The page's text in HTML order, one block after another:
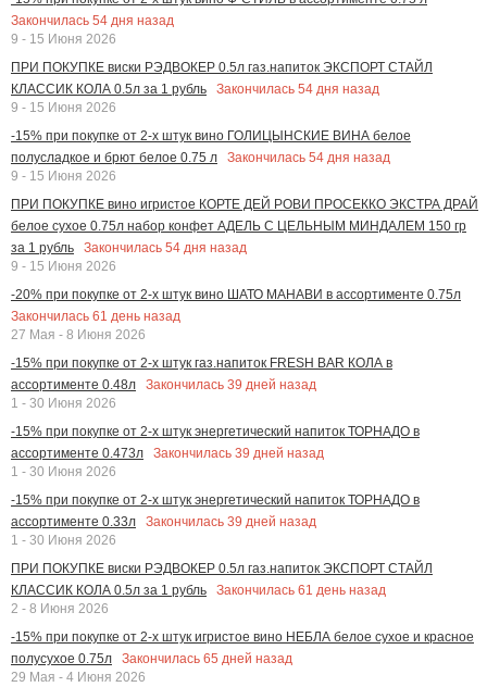
Закончилась 54 дня назад
9 - 15 Июня 2026
ПРИ ПОКУПКЕ виски РЭДВОКЕР 0.5л газ.напиток ЭКСПОРТ СТАЙЛ
КЛАССИК КОЛА 0.5л за 1 рубль
Закончилась 54 дня назад
9 - 15 Июня 2026
-15% при покупке от 2-х штук вино ГОЛИЦЫНСКИЕ ВИНА белое
полусладкое и брют белое 0.75 л
Закончилась 54 дня назад
9 - 15 Июня 2026
ПРИ ПОКУПКЕ вино игристое КОРТЕ ДЕЙ РОВИ ПРОСЕККО ЭКСТРА ДРАЙ
белое сухое 0.75л набор конфет АДЕЛЬ С ЦЕЛЬНЫМ МИНДАЛЕМ 150 гр
за 1 рубль
Закончилась 54 дня назад
9 - 15 Июня 2026
-20% при покупке от 2-х штук вино ШАТО МАНАВИ в ассортименте 0.75л
Закончилась 61 день назад
27 Мая - 8 Июня 2026
-15% при покупке от 2-х штук газ.напиток FRESH BAR КОЛА в
ассортименте 0.48л
Закончилась 39 дней назад
1 - 30 Июня 2026
-15% при покупке от 2-х штук энергетический напиток ТОРНАДО в
ассортименте 0.473л
Закончилась 39 дней назад
1 - 30 Июня 2026
-15% при покупке от 2-х штук энергетический напиток ТОРНАДО в
ассортименте 0.33л
Закончилась 39 дней назад
1 - 30 Июня 2026
ПРИ ПОКУПКЕ виски РЭДВОКЕР 0.5л газ.напиток ЭКСПОРТ СТАЙЛ
КЛАССИК КОЛА 0.5л за 1 рубль
Закончилась 61 день назад
2 - 8 Июня 2026
-15% при покупке от 2-х штук игристое вино НЕБЛА белое сухое и красное
полусухое 0.75л
Закончилась 65 дней назад
29 Мая - 4 Июня 2026